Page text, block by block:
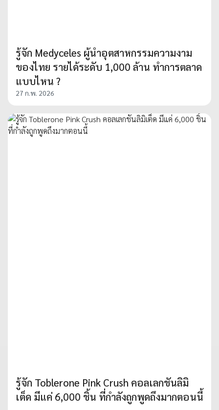
รู้จัก Medyceles ผู้นำอุตสาหกรรมความงาม
ของไทย รายได้ระดับ 1,000 ล้าน ทำการตลาด
แบบไหน ?
27 ก.พ. 2026
รู้จัก Toblerone Pink Crush คอลเลกชันลิมิ
เต็ด มีแค่ 6,000 ชิ้น ที่กำลังถูกพูดถึงมากตอนนี้